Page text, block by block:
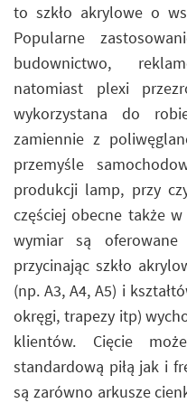
to szkło akrylowe o
Popularne
budownictwo,
natomiast plexi
wykorzystana do
zamiennie z
przemyśle
produkcji lamp, przy
częściej obecne także
wymiar są
przycinając szkło
(np. A3, A4, A5) i
okręgi, trapezy itp)
klientów. Cięcie
standardową piłą jak i
są zarówno arkusze